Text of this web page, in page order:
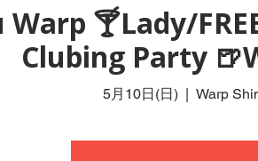
Warp 🍸Lady/
Clubing Party
5月10日(日)
  |
Warp